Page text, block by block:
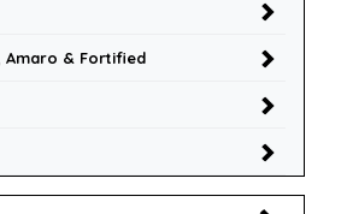
Amaro & Fortified